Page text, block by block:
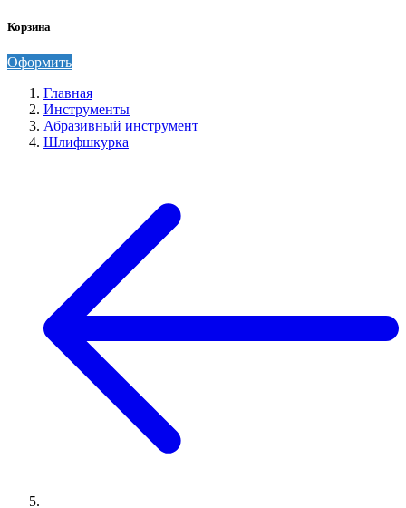
Корзина
Оформить
Главная
Инструменты
Абразивный инструмент
Шлифшкурка